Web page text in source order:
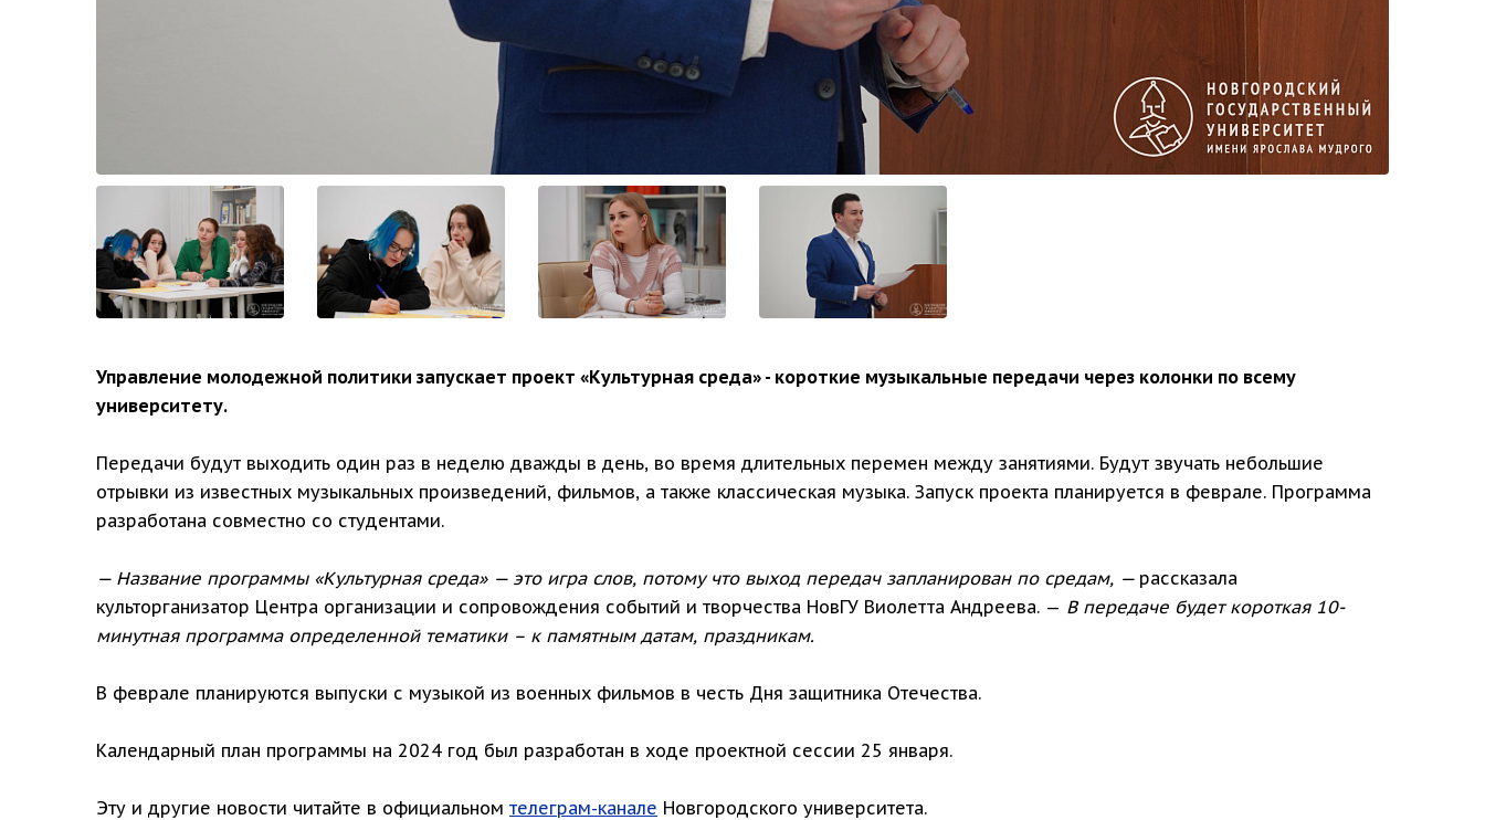
Управление молодежной политики запускает проект «Культурная среда» - короткие музыкальные передачи через колонки по всему
университету.
Передачи будут выходить один раз в неделю дважды в день, во время длительных перемен между занятиями. Будут звучать небольшие
отрывки из известных музыкальных произведений, фильмов, а также классическая музыка. Запуск проекта планируется в феврале. Программа
разработана совместно со студентами.
— Название программы «Культурная среда» — это игра слов, потому что выход передач запланирован по средам, — рассказала
культорганизатор Центра организации и сопровождения событий и творчества НовГУ Виолетта Андреева. — В передаче будет короткая 10-
минутная программа определенной тематики – к памятным датам, праздникам.
В феврале планируются выпуски с музыкой из военных фильмов в честь Дня защитника Отечества.
Календарный план программы на 2024 год был разработан в ходе проектной сессии 25 января.
Эту и другие новости читайте в официальном телеграм-канале Новгородского университета.